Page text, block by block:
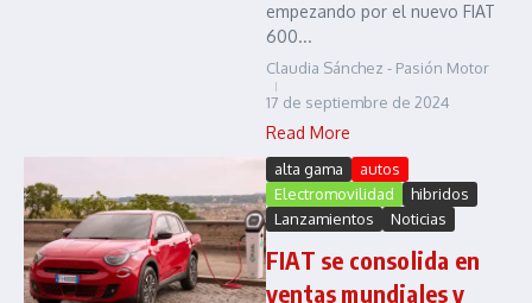
empezando por el nuevo FIAT
600...
Claudia Sánchez - Pasión Motor
17 de septiembre de 2024
Read More
alta gama
autos
Electromovilidad
hibridos
Lanzamientos
Noticias
FIAT se consolida en
ventas mundiales y